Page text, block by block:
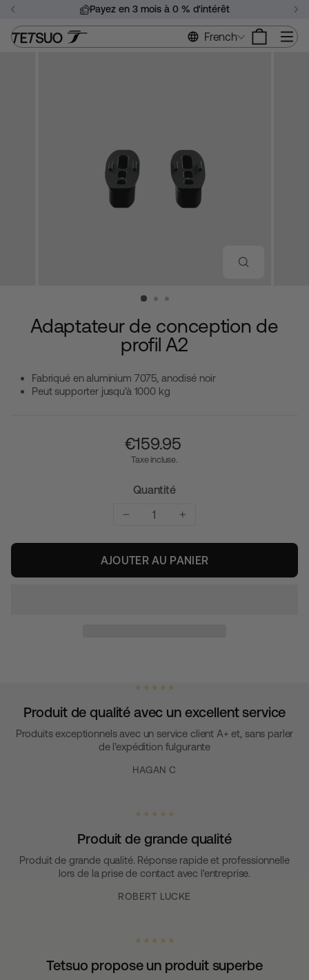
Passer
contenu
Suspendre
diaporama
Payez en 3 mois à 0 % d'intérêt
French
Adaptateur de conception de
profil A2
Fabriqué en aluminium 7075, anodisé noir
Peut supporter jusqu'à 1000 kg
€‎159.95
Taxe incluse.
Quantité
AJOUTER AU PANIER
★ ★ ★ ★ ★
Produit de qualité avec un excellent service
Produits exceptionnels avec un service client A+ et, sans parler
de l’expédition fulgurante
HAGAN C
★ ★ ★ ★ ★
Produit de grande qualité
Produit de grande qualité. Réponse rapide et professionnelle
lors de la prise de contact avec l'entreprise.
ROBERT LUCKE
★ ★ ★ ★ ★
Tetsuo propose un produit superbe